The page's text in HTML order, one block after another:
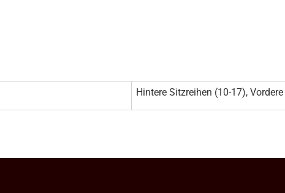
Hintere Sitzreihen (10-17),